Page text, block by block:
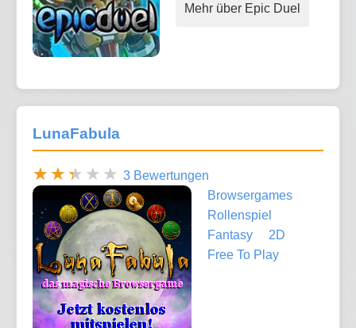
Mehr über Epic Duel
LunaFabula
3 Bewertungen
Browsergames
Rollenspiel
Fantasy
2D
Free To Play